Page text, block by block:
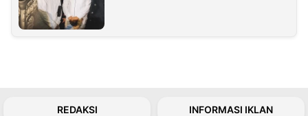
REDAKSI INFORMASI IKLAN